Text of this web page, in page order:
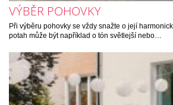
VÝBĚR POHOVKY
Při výběru pohovky se vždy snažte o její
potah může být například o tón světlejší nebo…